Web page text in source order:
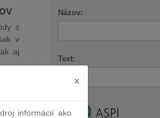
s
v
aj
Názov:
Text:
x
informácií ako